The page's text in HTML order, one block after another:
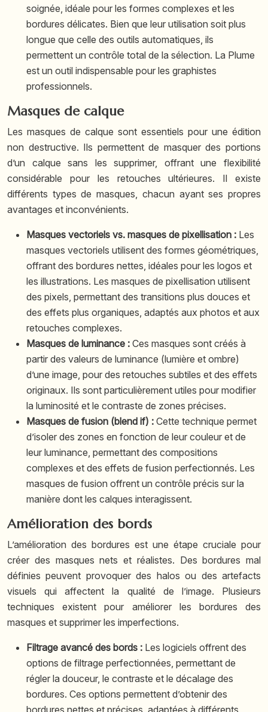
soignée, idéale pour les formes complexes et les
bordures délicates. Bien que leur utilisation soit plus
longue que celle des outils automatiques, ils
permettent un contrôle total de la sélection. La Plume
est un outil indispensable pour les graphistes
professionnels.
Masques de calque
Les masques de calque sont essentiels pour une édition
non destructive. Ils permettent de masquer des portions
d’un calque sans les supprimer, offrant une flexibilité
considérable pour les retouches ultérieures. Il existe
différents types de masques, chacun ayant ses propres
avantages et inconvénients.
Masques vectoriels vs. masques de pixellisation : Les
masques vectoriels utilisent des formes géométriques,
offrant des bordures nettes, idéales pour les logos et
les illustrations. Les masques de pixellisation utilisent
des pixels, permettant des transitions plus douces et
des effets plus organiques, adaptés aux photos et aux
retouches complexes.
Masques de luminance : Ces masques sont créés à
partir des valeurs de luminance (lumière et ombre)
d’une image, pour des retouches subtiles et des effets
originaux. Ils sont particulièrement utiles pour modifier
la luminosité et le contraste de zones précises.
Masques de fusion (blend if) : Cette technique permet
d’isoler des zones en fonction de leur couleur et de
leur luminance, permettant des compositions
complexes et des effets de fusion perfectionnés. Les
masques de fusion offrent un contrôle précis sur la
manière dont les calques interagissent.
Amélioration des bords
L’amélioration des bordures est une étape cruciale pour
créer des masques nets et réalistes. Des bordures mal
définies peuvent provoquer des halos ou des artefacts
visuels qui affectent la qualité de l’image. Plusieurs
techniques existent pour améliorer les bordures des
masques et supprimer les imperfections.
Filtrage avancé des bords : Les logiciels offrent des
options de filtrage perfectionnées, permettant de
régler la douceur, le contraste et le décalage des
bordures. Ces options permettent d’obtenir des